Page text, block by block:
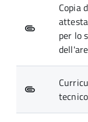
Copia
per lo